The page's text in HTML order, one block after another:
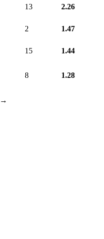
13 2.26
2 1.47
15 1.44
8 1.28
→